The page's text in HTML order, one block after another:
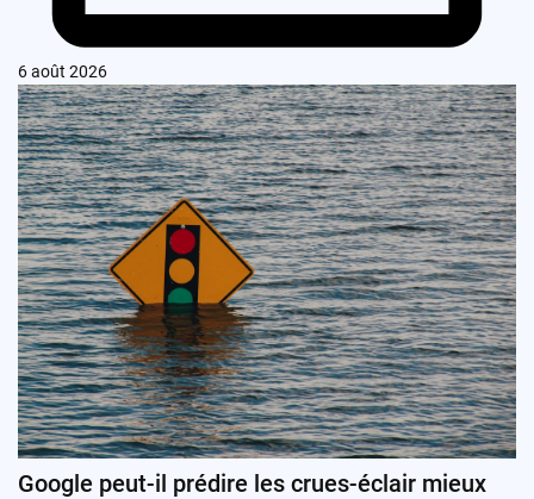
6 août 2026
Google peut-il prédire les crues-éclair mieux